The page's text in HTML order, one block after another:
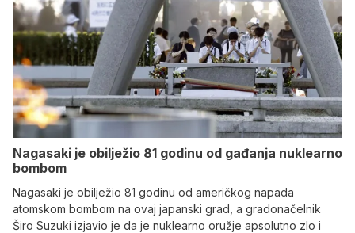
Nagasaki je obilježio 81 godinu od gađanja nuklearno
bombom
Nagasaki je obilježio 81 godinu od američkog napada
atomskom bombom na ovaj japanski grad, a gradonačelnik
Širo Suzuki izjavio je da je nuklearno oružje apsolutno zlo i